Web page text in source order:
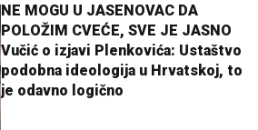
NE MOGU U JASENOVAC DA
POLOŽIM CVEĆE, SVE JE JASNO
Vučić o izjavi Plenkovića: Ustaštvo
podobna ideologija u Hrvatskoj, to
je odavno logično